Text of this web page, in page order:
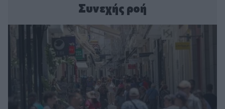
Συνεχής ροή